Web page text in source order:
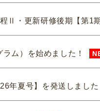
Ⅱ・更新研修後期【第1
ム）を始めました！
年夏号】を発送しました